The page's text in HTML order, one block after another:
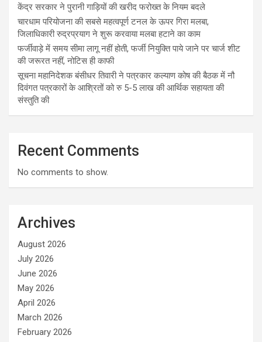
केंद्र सरकार ने पुरानी गाड़ियों की खरीद फरोख्त के नियम बदले
चारधाम परियोजना की सबसे महत्वपूर्ण टनल के ऊपर गिरा मलबा,
जिलाधिकारी रुद्रप्रयाग ने शुरू करवाया मलबा हटाने का काम
फर्जीवाड़े में समय सीमा लागू नहीं होती, फर्जी नियुक्ति पाये जाने पर चार्ज शीट
की जरूरत नहीं, नोटिस ही काफी
सूचना महानिदेशक बंसीधर तिवारी ने पत्रकार कल्याण कोष की बैठक में नौ
दिवंगत पत्रकारों के आश्रितों को रु 5-5 लाख की आर्थिक सहायता की
संस्तुति की
Recent Comments
No comments to show.
Archives
August 2026
July 2026
June 2026
May 2026
April 2026
March 2026
February 2026